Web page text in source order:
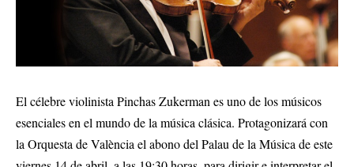
El célebre violinista Pinchas Zukerman es uno de los músicos
esenciales en el mundo de la música clásica. Protagonizará con
la Orquesta de València el abono del Palau de la Música de este